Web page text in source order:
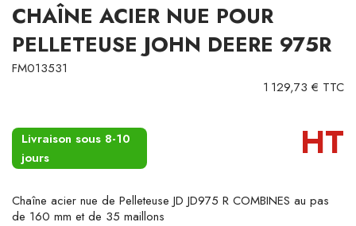
CHAÎNE ACIER NUE POUR
PELLETEUSE JOHN DEERE 975R
FM013531
1 129,73 € TTC
Livraison sous 8-10
jours
HT
Chaîne acier nue de Pelleteuse JD JD975 R COMBINES au pas
de 160 mm et de 35 maillons